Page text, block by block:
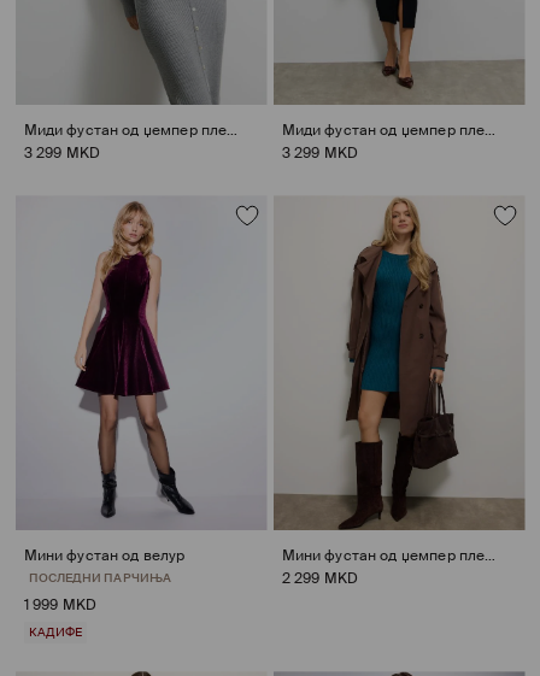
Миди фустан од џемпер плетка
3 299 MKD
Миди фустан од џемпер плетка
3 299 MKD
Мини фустан од велур
ПОСЛЕДНИ ПАРЧИЊА
1 999 MKD
КАДИФЕ
Мини фустан од џемпер плетка
2 299 MKD